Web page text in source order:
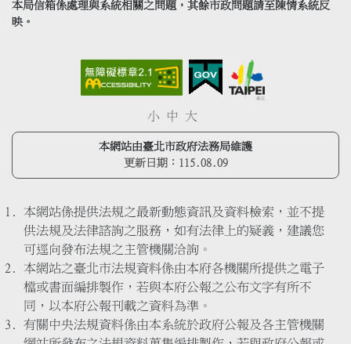
本局信箱係處理與系統相關之問題，其餘市政問題請至陳情系統反
映。
小 中 大
本網站由臺北市政府法務局維護
更新日期： 115.08.09
本網站係提供法規之最新動態資訊及資料檢索，並不提
供法規及法律諮詢之服務，如有法律上的疑義，建議您
可逕向發布法規之主管機關洽詢。
本網站之臺北市法規資料係由本府各機關所提供之電子
檔或書面編排製作，若與本府公報之公布文字有所不
同，以本府公報刊載之資料為準。
有關中央法規資料係由本系統於政府公報及各主管機關